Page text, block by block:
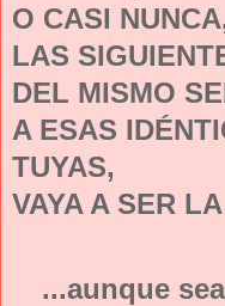
O CASI
LAS
DEL MISMO
A ESAS
TUYAS,
VAYA A SER
...aunque